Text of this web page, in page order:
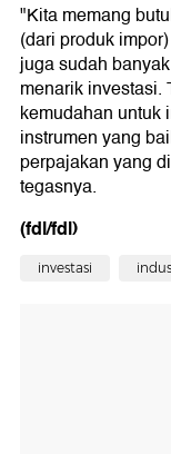
"Kita memang
(dari produk
juga sudah
menarik investasi.
kemudahan untuk
instrumen yang
perpajakan yang
tegasnya.
(fdl/fdl)
investasi